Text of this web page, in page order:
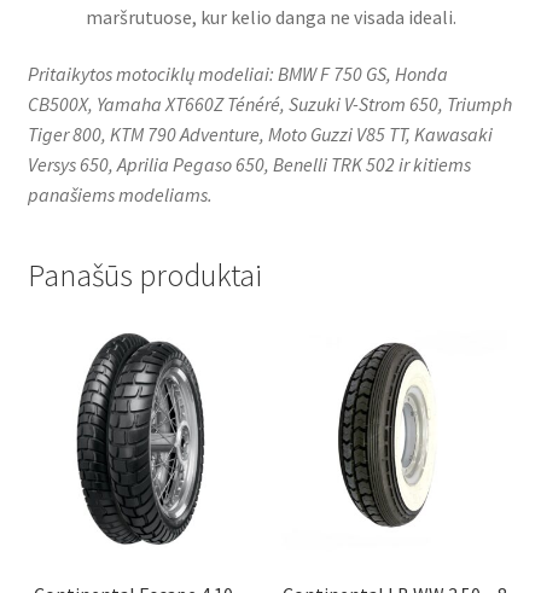
maršrutuose, kur kelio danga ne visada ideali.
Pritaikytos motociklų modeliai: BMW F 750 GS, Honda
CB500X, Yamaha XT660Z Ténéré, Suzuki V-Strom 650, Triumph
Tiger 800, KTM 790 Adventure, Moto Guzzi V85 TT, Kawasaki
Versys 650, Aprilia Pegaso 650, Benelli TRK 502 ir kitiems
panašiems modeliams.
Panašūs produktai